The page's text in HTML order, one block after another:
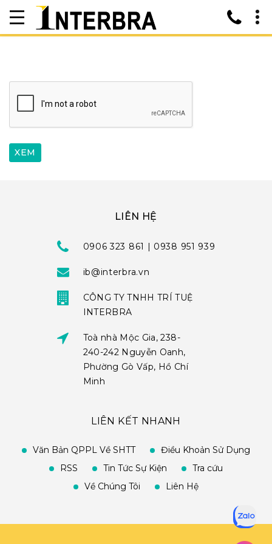
LIÊN HỆ
0906 323 861 | 0938 951 939
ib@interbra.vn
CÔNG TY TNHH TRÍ TUỆ
INTERBRA
Toà nhà Mộc Gia, 238-
240-242 Nguyễn Oanh,
Phường Gò Vấp, Hồ Chí
Minh
LIÊN KẾT NHANH
Văn Bản QPPL Về SHTT
Điều Khoản Sử Dụng
RSS
Tin Tức Sự Kiện
Tra cứu
Về Chúng Tôi
Liên Hệ